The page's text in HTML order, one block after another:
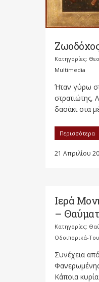
Κατηγορίες:
Multimedia
Ήταν γύρω
στρατιώτης,
δασάκι στα
Περισσότερα
21 Απριλίου
Ιερά
–
Κατηγορίες:
Οδοιπορικά-
Συνέχεια
Κάποια